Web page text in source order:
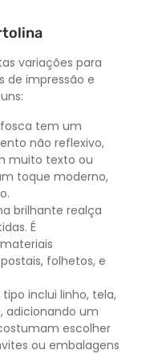
variações para
de impressão e
tem um
não reflexivo,
muito texto ou
toque moderno,
brilhante realça
É
folhetos, e
tipo inclui linho, tela,
adicionando um
escolher
ou embalagens